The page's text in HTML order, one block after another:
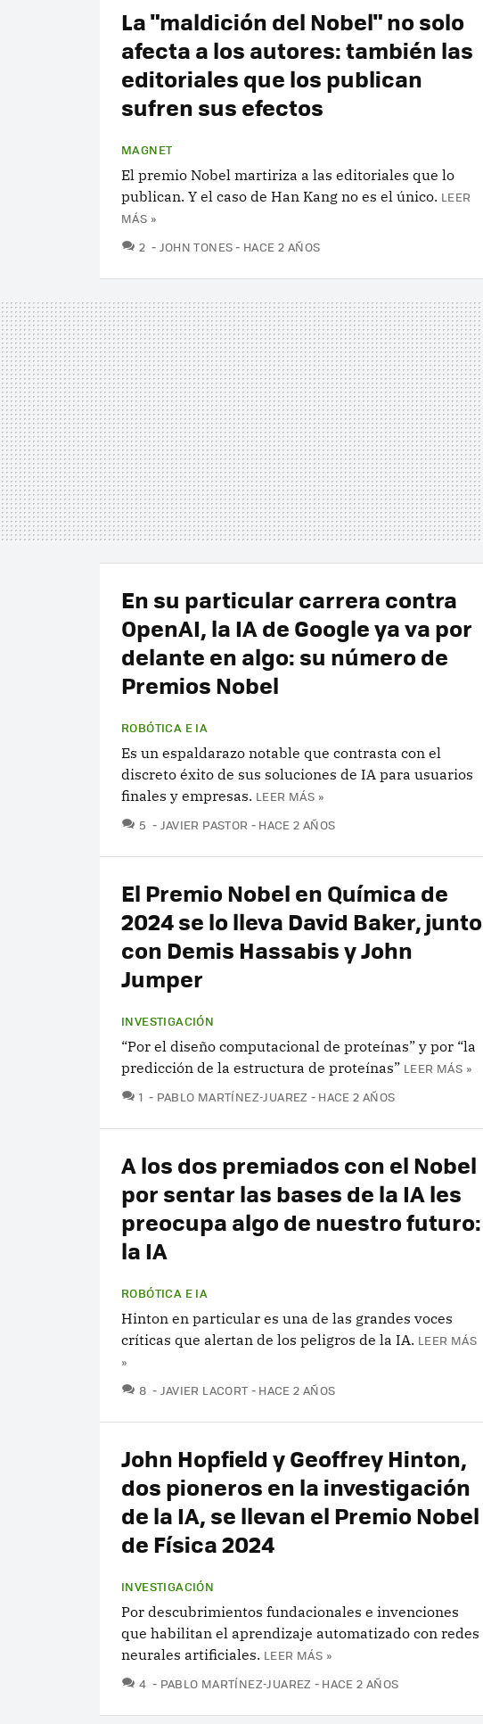
La "maldición del Nobel" no solo
afecta a los autores: también las
editoriales que los publican
sufren sus efectos
MAGNET
El premio Nobel martiriza a las editoriales que lo
publican. Y el caso de Han Kang no es el único. LEER
MÁS »
2 COMENTARIOS
JOHN TONES HACE 2 AÑOS
En su particular carrera contra
OpenAI, la IA de Google ya va por
delante en algo: su número de
Premios Nobel
ROBÓTICA E IA
Es un espaldarazo notable que contrasta con el
discreto éxito de sus soluciones de IA para usuarios
finales y empresas. LEER MÁS »
5 COMENTARIOS
JAVIER PASTOR HACE 2 AÑOS
El Premio Nobel en Química de
2024 se lo lleva David Baker, junto
con Demis Hassabis y John
Jumper
INVESTIGACIÓN
“Por el diseño computacional de proteínas” y por “la
predicción de la estructura de proteínas” LEER MÁS »
1 COMENTARIOS
PABLO MARTÍNEZ-JUAREZ HACE 2 AÑOS
A los dos premiados con el Nobel
por sentar las bases de la IA les
preocupa algo de nuestro futuro:
la IA
ROBÓTICA E IA
Hinton en particular es una de las grandes voces
críticas que alertan de los peligros de la IA. LEER MÁS
»
8 COMENTARIOS
JAVIER LACORT HACE 2 AÑOS
John Hopfield y Geoffrey Hinton,
dos pioneros en la investigación
de la IA, se llevan el Premio Nobel
de Física 2024
INVESTIGACIÓN
Por descubrimientos fundacionales e invenciones
que habilitan el aprendizaje automatizado con redes
neurales artificiales. LEER MÁS »
4 COMENTARIOS
PABLO MARTÍNEZ-JUAREZ HACE 2 AÑOS